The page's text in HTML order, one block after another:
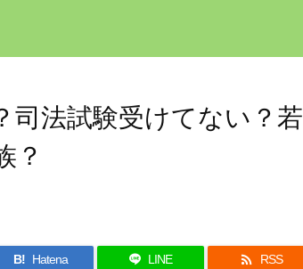
司法試験受けてない？若
？
B! Hatena LINE  RSS